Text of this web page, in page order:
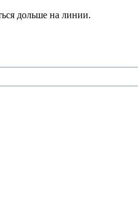
дольше на линии.